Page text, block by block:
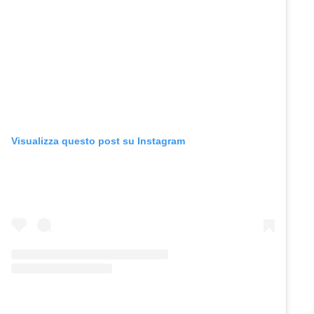
Visualizza questo post su Instagram